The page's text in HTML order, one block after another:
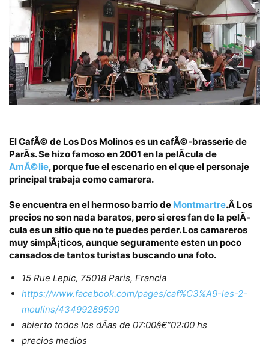
El CafÃ© de Los Dos Molinos es un cafÃ©-brasserie de
ParÃ­s.Se hizo famoso en 2001 en la pelÃ­cula de
AmÃ©lie, porque fue el escenario en el que el personaje
principal trabaja como camarera.
Se encuentra en el hermoso barrio de Montmartre.Â Los
precios no son nada baratos, pero si eres fan de la pelÃ­
cula es un sitio que no te puedes perder. Los camareros
muy simpÃ¡ticos, aunque seguramente esten un poco
cansados de tantos turistas buscando una foto.
15 Rue Lepic, 75018 Paris, Francia
https://www.facebook.com/pages/caf%C3%A9-les-2-
moulins/43499289590
abierto todos los dÃ­as de 07:00â€“02:00 hs
precios medios